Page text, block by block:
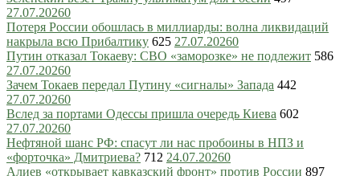
27.07.20260
Потеря России обошлась в миллиарды: волна ликвидаций
накрыла всю Прибалтику 625 27.07.20260
Путин отказал Токаеву: СВО «заморозке» не подлежит 586
27.07.20260
Зачем Токаев передал Путину «сигналы» Запада 442
27.07.20260
Вслед за портами Одессы пришла очередь Киева 602
27.07.20260
Нефтяной шанс РФ: спасут ли нас пробоины в НПЗ и
«форточка» Дмитриева? 712 24.07.20260
Алиев «открывает кавказский фронт» против России 897